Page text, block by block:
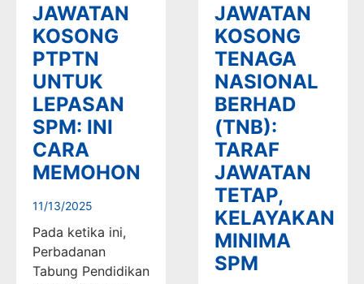
JAWATAN
KOSONG
PTPTN
UNTUK
LEPASAN
SPM: INI
CARA
MEMOHON
11/13/2025
Pada ketika ini,
Perbadanan
Tabung Pendidikan
JAWATAN
KOSONG
TENAGA
NASIONAL
BERHAD
(TNB):
TARAF
JAWATAN
TETAP,
KELAYAKAN
MINIMA
SPM